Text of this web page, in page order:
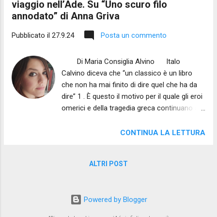
viaggio nell’Ade. Su “Uno scuro filo
annodato” di Anna Griva
Pubblicato il 27.9.24 Posta un commento
Di Maria Consiglia Alvino Italo
Calvino diceva che “un classico è un libro
che non ha mai finito di dire quel che ha da
dire” 1 . È questo il motivo per il quale gli eroi
omerici e della tragedia greca continuano a
riconducendoci alle tensioni archetipiche alla
1987 di cultura europea estremamente
Clitemnestra, Cassandra e gli altri,
CONTINUA LA LETTURA
ALTRI POST
Powered by Blogger